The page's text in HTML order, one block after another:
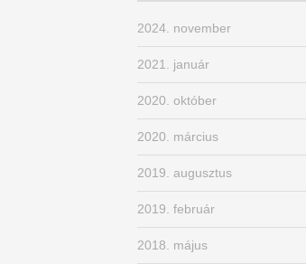
2024. november
2021. január
2020. október
2020. március
2019. augusztus
2019. február
2018. május